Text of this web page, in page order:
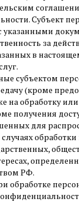
Субъект
за
в
субъектом
(кроме
на обработку
получения
для
РФ.
обработке